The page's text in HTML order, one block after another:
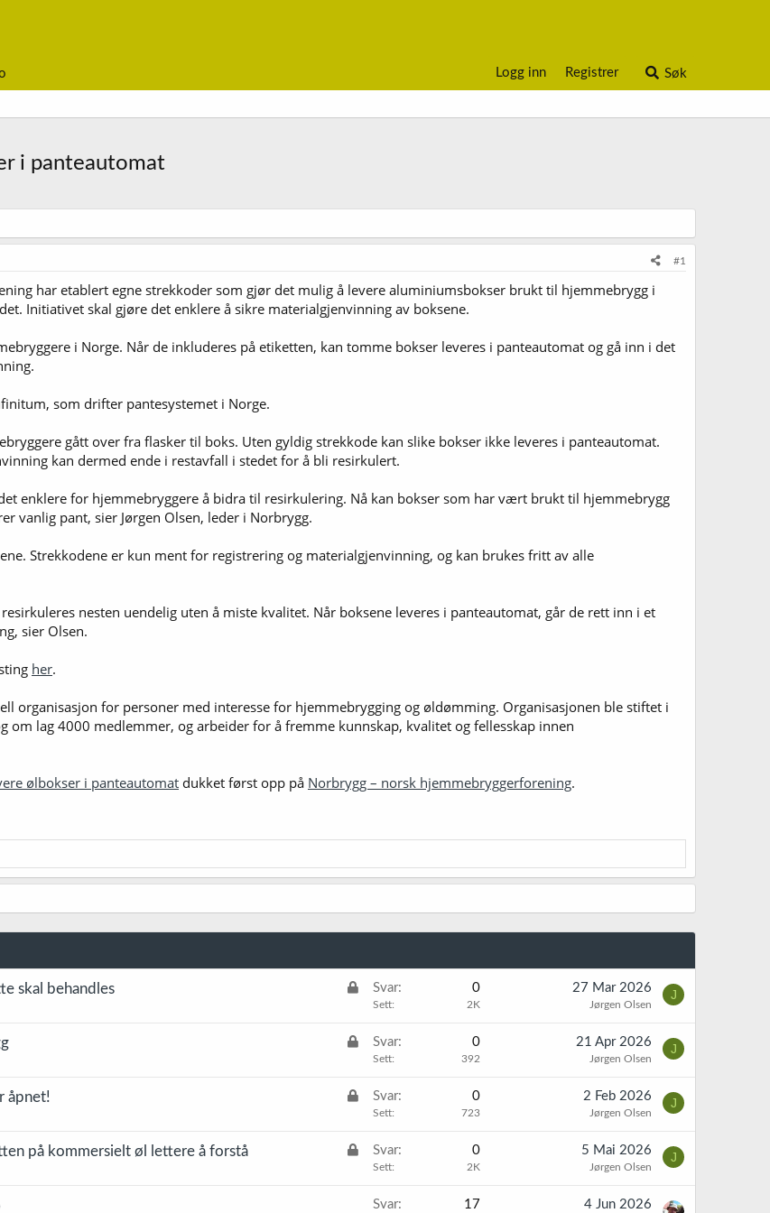
Logg inn Registrer Søk
i panteautomat
#1
har etablert egne strekkoder som gjør det mulig å levere aluminiumsbokser brukt til hjemmebrygg i
Initiativet skal gjøre det enklere å sikre materialgjenvinning av boksene.
i Norge. Når de inkluderes på etiketten, kan tomme bokser leveres i panteautomat og gå inn i det
som drifter pantesystemet i Norge.
gått over fra flasker til boks. Uten gyldig strekkode kan slike bokser ikke leveres i panteautomat.
kan dermed ende i restavfall i stedet for å bli resirkulert.
enklere for hjemmebryggere å bidra til resirkulering. Nå kan bokser som har vært brukt til hjemmebrygg
vanlig pant, sier Jørgen Olsen, leder i Norbrygg.
Strekkodene er kun ment for registrering og materialgjenvinning, og kan brukes fritt av alle
nesten uendelig uten å miste kvalitet. Når boksene leveres i panteautomat, går de rett inn i et
sier Olsen.
her.
organisasjon for personer med interesse for hjemmebrygging og øldømming. Organisasjonen ble stiftet i
om lag 4000 medlemmer, og arbeider for å fremme kunnskap, kvalitet og fellesskap innen
ølbokser i panteautomat dukket først opp på Norbrygg – norsk hjemmebryggerforening.
L
t
skal behandles Svar 0
Sett 2K
27 Mar 2026
Jørgen Olsen
J
L
t
Svar 0
Sett 392
21 Apr 2026
Jørgen Olsen
J
L
t
åpnet! Svar 0
Sett 723
2 Feb 2026
Jørgen Olsen
J
L
på kommersielt øl lettere å forstå Svar 0
Sett 2K
5 Mai 2026
Jørgen Olsen
J
Svar 17 4 Jun 2026